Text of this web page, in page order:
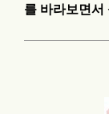
를 바라보면서